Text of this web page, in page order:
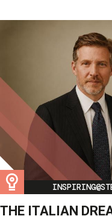
Image
THE ITALIAN